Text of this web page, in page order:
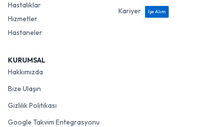
Hastalıklar
Hizmetler
Hastaneler
Kariyer
İşe Alım
KURUMSAL
Hakkımızda
Bize Ulaşın
Gizlilik Politikası
Google Takvim Entegrasyonu